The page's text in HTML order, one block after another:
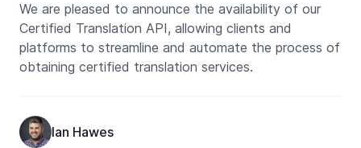
We are pleased to announce the availability of our
Certified Translation API, allowing clients and
platforms to streamline and automate the process of
obtaining certified translation services.
Ian Hawes